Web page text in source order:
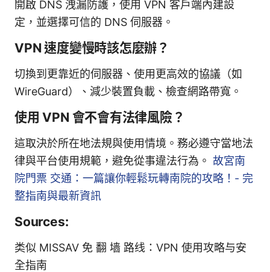
開啟 DNS 洩漏防護，使用 VPN 客戶端內建設
定，並選擇可信的 DNS 伺服器。
VPN 速度變慢時該怎麼辦？
切換到更靠近的伺服器、使用更高效的協議（如
WireGuard）、減少裝置負載、檢查網路帶寬。
使用 VPN 會不會有法律風險？
這取決於所在地法規與使用情境。務必遵守當地法
律與平台使用規範，避免從事違法行為。 故宮南
院門票 交通：一篇讓你輕鬆玩轉南院的攻略！- 完
整指南與最新資訊
Sources:
类似 MISSAV 免 翻 墙 路线：VPN 使用攻略与安
全指南